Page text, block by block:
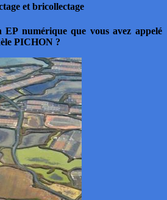
et bricollectage
EP numérique que vous avez appelé
PICHON ?